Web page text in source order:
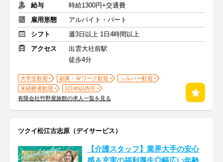
給与
時給1300円+交通費
雇用形態
アルバイト・パート
シフト
週3日以上 1日4時間以上
アクセス
出雲大社前駅
徒歩4分
大学生歓迎 副業・Ｗワーク歓迎
シルバー歓迎
未経験者歓迎
1日4h以内可
有限会社竹野屋旅館の求人一覧を見る
ツクイ松江古志原（デイサービス）
【介護スタッフ】業界大手の安心